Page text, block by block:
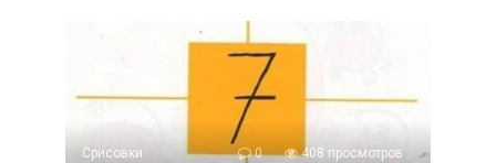
Срисовки 0 408 просмотров